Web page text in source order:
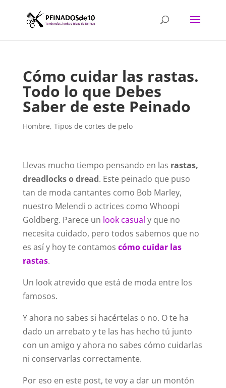
Cómo cuidar las rastas.
Todo lo que Debes
Saber de este Peinado
Hombre, Tipos de cortes de pelo
Llevas mucho tiempo pensando en las rastas,
dreadlocks o dread. Este peinado que puso
tan de moda cantantes como Bob Marley,
nuestro Melendi o actrices como Whoopi
Goldberg. Parece un look casual y que no
necesita cuidado, pero todos sabemos que no
es así y hoy te contamos cómo cuidar las
rastas.
Un look atrevido que está de moda entre los
famosos.
Y ahora no sabes si hacértelas o no. O te ha
dado un arrebato y te las has hecho tú junto
con un amigo y ahora no sabes cómo cuidarlas
ni conservarlas correctamente.
Por eso en este post, te voy a dar un montón